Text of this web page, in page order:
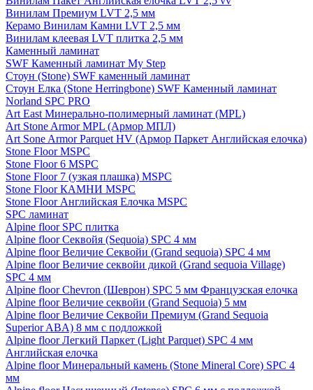
Винилам Премиум LVT 2,5 мм
Керамо Винилам Камни LVT 2,5 мм
Винилам клеевая LVT плитка 2,5 мм
Каменный ламинат
SWF Каменный ламинат My Step
Стоун (Stone) SWF каменный ламинат
Стоун Елка (Stone Herringbone) SWF Каменный ламинат
Norland SPC PRO
Art East Минерально-полимерный ламинат (MPL)
Art Stone Armor MPL (Армор МПЛ)
Art Sone Armor Parquet HV (Армор Паркет Английская елочка)
Stone Floor MSPC
Stone Floor 6 MSPC
Stone Floor 7 (узкая плашка) MSPC
Stone Floor КАМНИ MSPC
Stone Floor Английская Елочка MSPC
SPC ламинат
Alpine floor SPC плитка
Alpine floor Секвойя (Sequoia) SPC 4 мм
Alpine floor Величие Секвойи (Grand sequoia) SPC 4 мм
Alpine floor Величие секвойи дикой (Grand sequoia Village)
SPC 4 мм
Alpine floor Chevron (Шеврон) SPC 5 мм Французская елочка
Alpine floor Величие секвойи (Grand Sequoia) 5 мм
Alpine floor Величие Секвойи Премиум (Grand Sequoia
Superior ABA) 8 мм с подложкой
Alpine floor Легкий Паркет (Light Parquet) SPC 4 мм
Английская елочка
Alpine floor Минеральный камень (Stone Mineral Core) SPC 4
мм